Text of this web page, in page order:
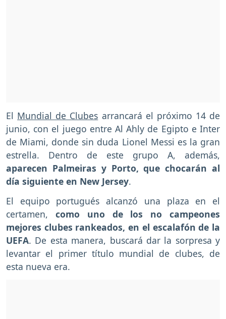
El Mundial de Clubes arrancará el próximo 14 de
junio, con el juego entre Al Ahly de Egipto e Inter
de Miami, donde sin duda Lionel Messi es la gran
estrella. Dentro de este grupo A, además,
aparecen Palmeiras y Porto, que chocarán al
día siguiente en New Jersey.
El equipo portugués alcanzó una plaza en el
certamen, como uno de los no campeones
mejores clubes rankeados, en el escalafón de la
UEFA. De esta manera, buscará dar la sorpresa y
levantar el primer título mundial de clubes, de
esta nueva era.